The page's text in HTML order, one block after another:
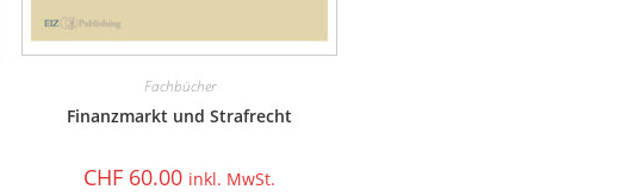
Fachbücher
Finanzmarkt und Strafrecht
CHF 60.00 inkl. MwSt.